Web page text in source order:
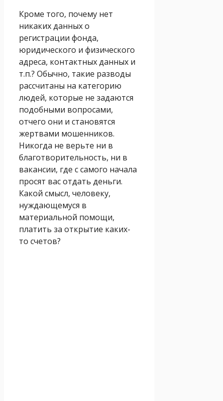
Кроме того, почему нет
никаких данных о
регистрации фонда,
юридического и физического
адреса, контактных данных и
т.п.? Обычно, такие разводы
рассчитаны на категорию
людей, которые не задаются
подобными вопросами,
отчего они и становятся
жертвами мошенников.
Никогда не верьте ни в
благотворительность, ни в
вакансии, где с самого начала
просят вас отдать деньги.
Какой смысл, человеку,
нуждающемуся в
материальной помощи,
платить за открытие каких-
то счетов?